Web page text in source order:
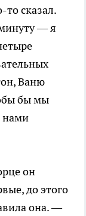
то сказал.
— я
Ваню
бы мы
нами
он
до этого
она. —